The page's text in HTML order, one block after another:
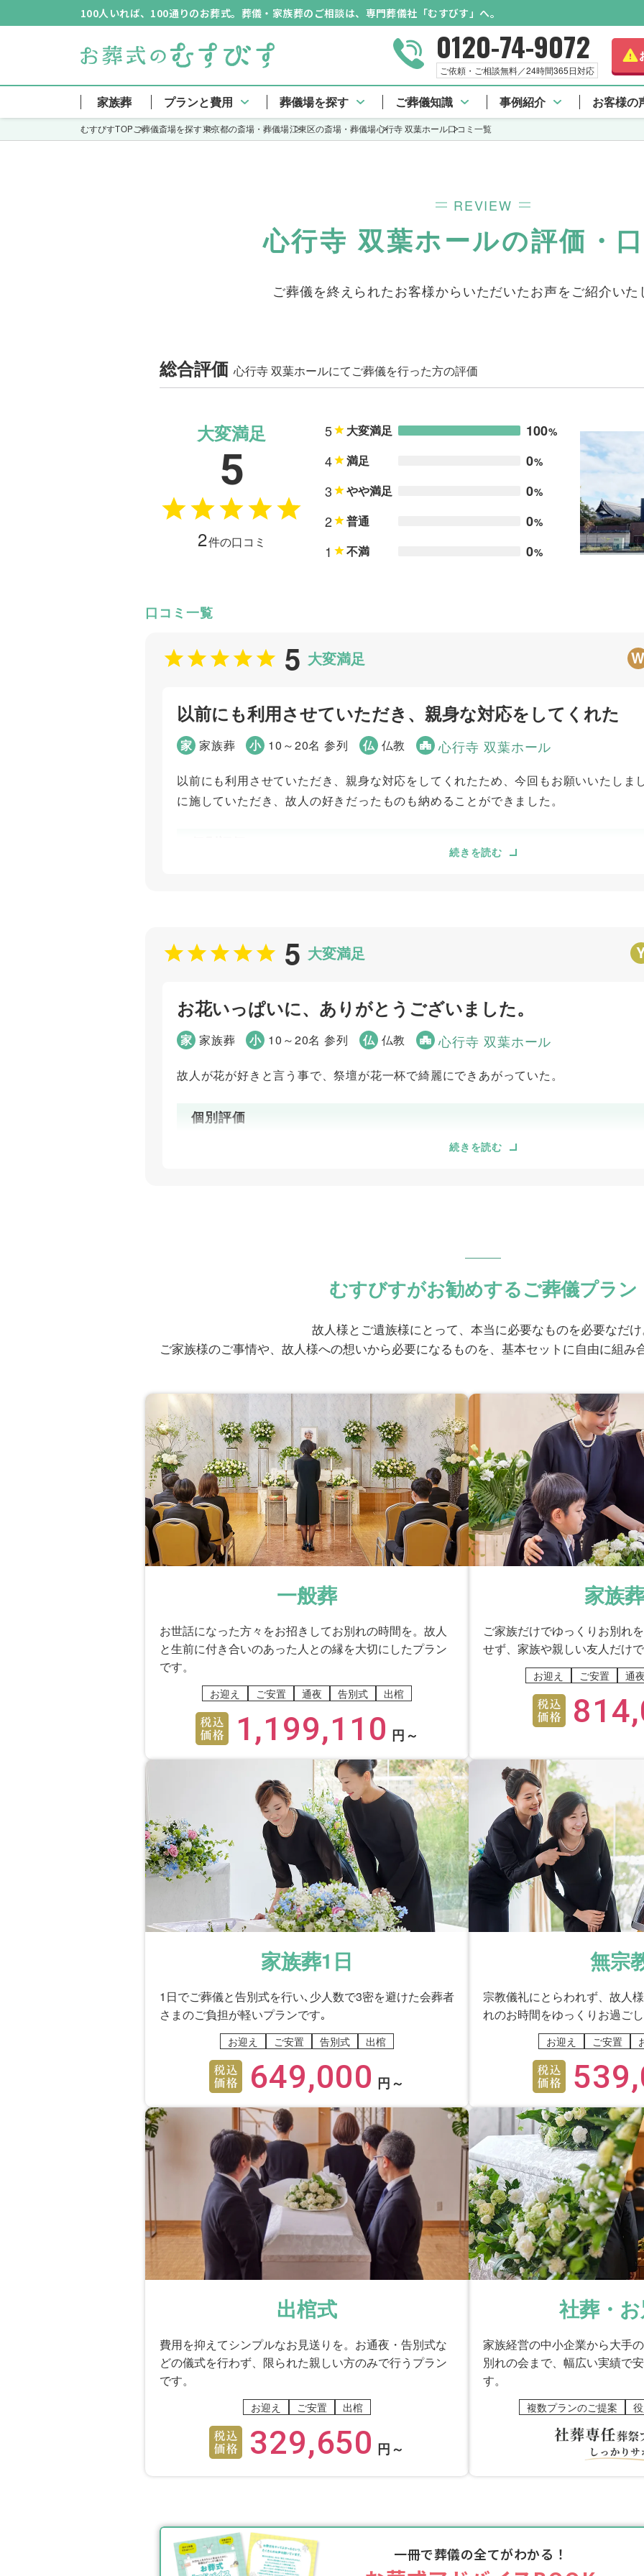
100人いれば、100通りのお葬式。葬儀・家族葬のご相談は、専門葬儀社「むすびす」へ。
0120-74-9072
ご依頼・ご相談無料／24時間365日対応
家族葬 プランと費用 葬儀場を探す ご葬儀知識 事例紹介 お客様の
むすびすTOPご葬儀斎場を探す東京都の斎場・葬儀場江東区の斎場・葬儀場心行寺 双葉ホール口コミ一覧
REVIEW
心行寺 双葉ホールの評価・
ご葬儀を終えられたお客様からいただいたお声をご紹介いた
総合評価 心行寺 双葉ホールにてご葬儀を行った方の評価
大変満足
5
2件の口コミ
5 大変満足 100%
4 満足 0%
3 やや満足 0%
2 普通 0%
1 不満 0%
口コミ一覧
5 大変満足
以前にも利用させていただき、親身な対応をしてくれた
家 家族葬 小 10～20名 参列 仏 仏教 心行寺 双葉ホール
以前にも利用させていただき、親身な対応をしてくれたため、今回もお願いいたしま
に施していただき、故人の好きだったものも納めることができました。
続きを読む
5 大変満足
お花いっぱいに、ありがとうございました。
家 家族葬 小 10～20名 参列 仏 仏教 心行寺 双葉ホール
故人が花が好きと言う事で、祭壇が花一杯で綺麗にできあがっていた。
個別評価
続きを読む
むすびすがお勧めするご葬儀プラン
故人様とご遺族様にとって、本当に必要なものを必要なだ
ご家族様のご事情や、故人様への想いから必要になるものを、基本セットに自由に組み
一般葬
お世話になった方々をお招きしてお別れの時間を。故人
と生前に付き合いのあった人との縁を大切にしたプラン
です。
お迎え ご安置 通夜 告別式 出棺
1,199,110 円～
家族
ご家族だけでゆっくりお別れ
せず、家族や親しい友人だけ
お迎え ご安置 通
家族葬1日
1日でご葬儀と告別式を行い､少人数で3密を避けた会葬者
さまのご負担が軽いプランです｡
お迎え ご安置 告別式 出棺
649,000 円～
無宗
宗教儀礼にとらわれず、故人
れのお時間をゆっくりお過ご
お迎え ご安置
出棺式
費用を抑えてシンプルなお見送りを。お通夜・告別式な
どの儀式を行わず、限られた親しい方のみで行うプラン
です。
お迎え ご安置 出棺
329,650 円～
社葬・
家族経営の中小企業から大手
別れの会まで、幅広い実績で
す。
複数プランのご提案
一冊で葬儀の全てがわかる！
心行寺 双葉ホール TOP 口コミ一覧
さらに詳しく